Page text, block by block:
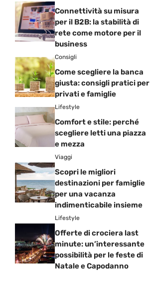
Connettività su misura
per il B2B: la stabilità di
rete come motore per il
business
Consigli
Come scegliere la banca
giusta: consigli pratici per
privati e famiglie
Lifestyle
Comfort e stile: perché
scegliere letti una piazza
e mezza
Viaggi
Scopri le migliori
destinazioni per famiglie
per una vacanza
indimenticabile insieme
Lifestyle
Offerte di crociera last
minute: un’interessante
possibilità per le feste di
Natale e Capodanno